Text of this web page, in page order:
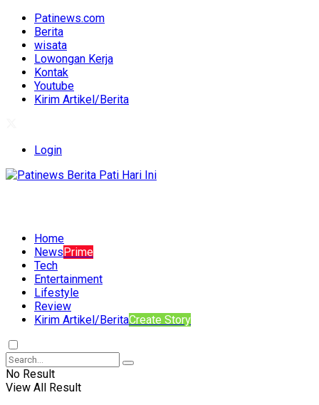
Patinews.com
Berita
wisata
Lowongan Kerja
Kontak
Youtube
Kirim Artikel/Berita
Login
Home
NewsPrime
Tech
Entertainment
Lifestyle
Review
Kirim Artikel/BeritaCreate Story
No Result
View All Result